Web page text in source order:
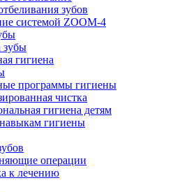
зубов
системой ZOOM-4
зубы
гигиена
программы гигиены
чистка
гигиена детям
гигиены
операции
к лечению